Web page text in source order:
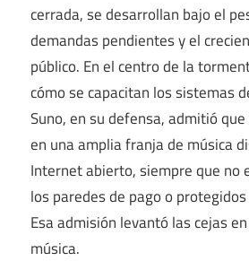
cerrada, se desarrollan bajo el
demandas pendientes y el
público. En el centro de la
cómo se capacitan los sistemas
Suno, en su defensa, admitió
en una amplia franja de música
Internet abierto, siempre que no
los paredes de pago o
Esa admisión levantó las cejas
música.